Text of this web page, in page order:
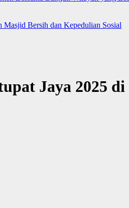
Masjid Bersih dan Kepedulian Sosial
Jaya 2025